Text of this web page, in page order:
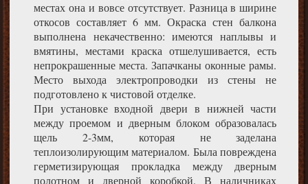
местах она и вовсе отсутствует. Разница в ширине
откосов составляет 6 мм. Окраска стен балкона
выполнена некачественно: имеются наплывы и
вмятины, местами краска отшелушивается, есть
непрокрашенные места. Запачканы оконные рамы.
Место выхода электропроводки из стены не
подготовлено к чистовой отделке.
При установке входной двери в нижней части
между проемом и дверным блоком образовалась
щель 2-3мм, которая не заделана
теплоизолирующим материалом. Была повреждена
герметизирующая прокладка между дверным
полотном и дверной коробкой. В наличниках